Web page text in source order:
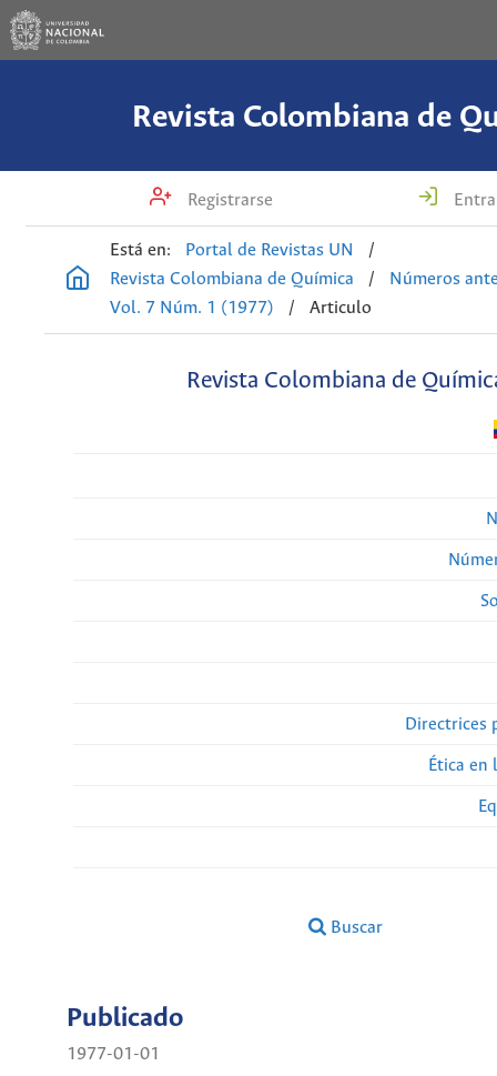
Revista Colombiana de
Registrarse
Está en: Portal de Revistas UN
/
Revista Colombiana de Química
/
Números
Vol. 7 Núm. 1 (1977)
/ Articulo
Revista Colombiana de
Directrices
Ética en
Buscar
Publicado
1977-01-01